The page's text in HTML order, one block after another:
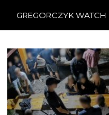
GREGORCZYK WATCH